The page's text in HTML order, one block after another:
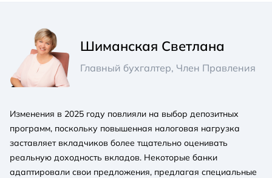
Шиманская Светлана
Главный бухгалтер, Член Правления
Изменения в 2025 году повлияли на выбор депозитных
программ, поскольку повышенная налоговая нагрузка
заставляет вкладчиков более тщательно оценивать
реальную доходность вкладов. Некоторые банки
адаптировали свои предложения, предлагая специальные